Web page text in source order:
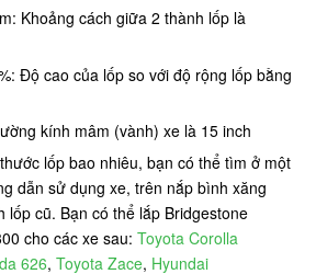
Khoảng cách giữa 2 thành lốp là
Độ cao của lốp so với độ rộng lốp bằng
kính mâm (vành) xe là 15 inch
lốp bao nhiêu, bạn có thể tìm ở một
dẫn sử dụng xe, trên nắp bình xăng
lốp cũ. Bạn có thể lắp Bridgestone
cho các xe sau: Toyota Corolla
626, Toyota Zace, Hyundai